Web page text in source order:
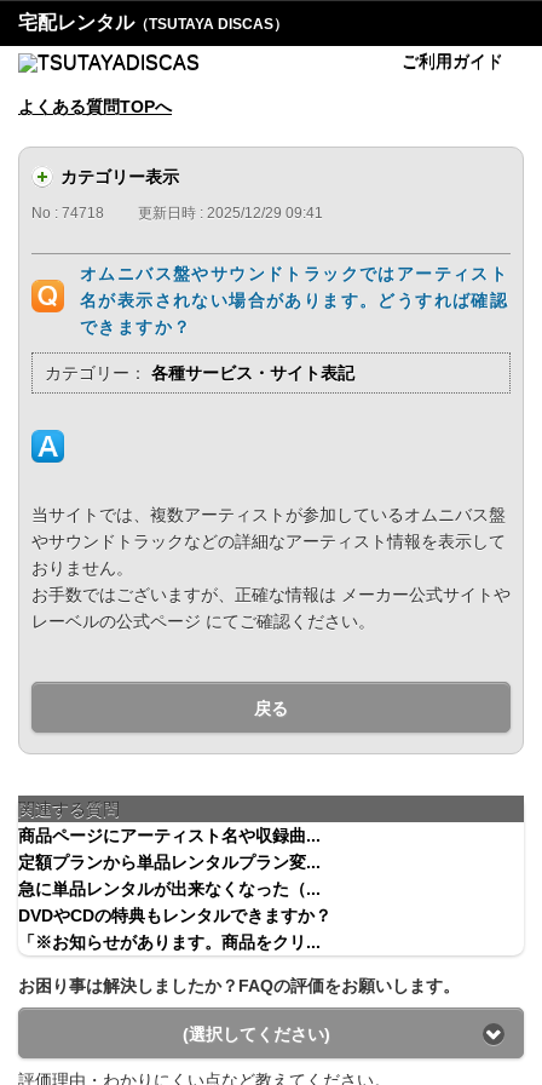
宅配レンタル（TSUTAYA DISCAS）
ご利用ガイド
よくある質問TOPへ
カテゴリー表示
No : 74718 更新日時 : 2025/12/29 09:41
オムニバス盤やサウンドトラックではアーティスト
名が表示されない場合があります。どうすれば確認
できますか？
カテゴリー： 各種サービス・サイト表記
当サイトでは、複数アーティストが参加しているオムニバス盤
やサウンドトラックなどの詳細なアーティスト情報を表示して
おりません。
お手数ではございますが、正確な情報は メーカー公式サイトや
レーベルの公式ページ にてご確認ください。
戻る
関連する質問
商品ページにアーティスト名や収録曲...
定額プランから単品レンタルプラン変...
急に単品レンタルが出来なくなった（...
DVDやCDの特典もレンタルできますか？
「※お知らせがあります。商品をクリ...
お困り事は解決しましたか？FAQの評価をお願いします。
(選択してください)
評価理由・わかりにくい点など教えてください。